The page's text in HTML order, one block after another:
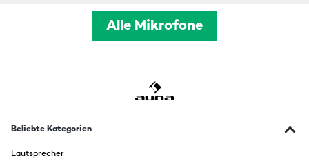
Alle Mikrofone
Beliebte Kategorien
Lautsprecher